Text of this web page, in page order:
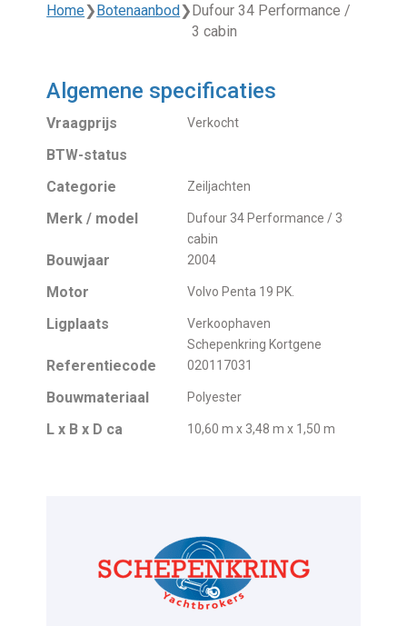
Home❯Botenaanbod❯Dufour 34 Performance /
3 cabin
Algemene specificaties
Vraagprijs Verkocht
BTW-status
Categorie
Zeiljachten
Merk / model
Dufour 34 Performance / 3
cabin
Bouwjaar 2004
Motor Volvo Penta 19 PK.
Ligplaats
Verkoophaven
Schepenkring Kortgene
Referentiecode 020117031
Bouwmateriaal Polyester
L x B x D ca 10,60 m x 3,48 m x 1,50 m